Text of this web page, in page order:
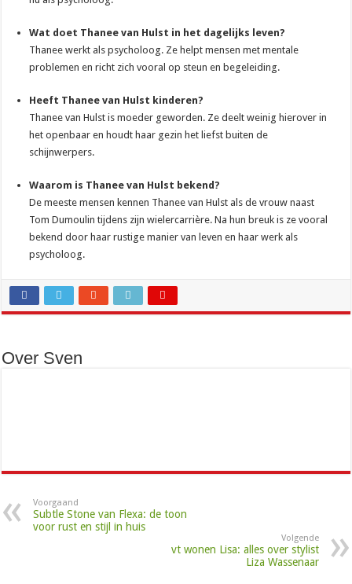
Wat doet Thanee van Hulst in het dagelijks leven?
Thanee werkt als psycholoog. Ze helpt mensen met mentale
problemen en richt zich vooral op steun en begeleiding.
Heeft Thanee van Hulst kinderen?
Thanee van Hulst is moeder geworden. Ze deelt weinig hierover in
het openbaar en houdt haar gezin het liefst buiten de
schijnwerpers.
Waarom is Thanee van Hulst bekend?
De meeste mensen kennen Thanee van Hulst als de vrouw naast
Tom Dumoulin tijdens zijn wielercarrière. Na hun breuk is ze vooral
bekend door haar rustige manier van leven en haar werk als
psycholoog.
Over Sven
Voorgaand
Subtle Stone van Flexa: de toon
voor rust en stijl in huis
Volgende
vt wonen Lisa: alles over stylist
Liza Wassenaar